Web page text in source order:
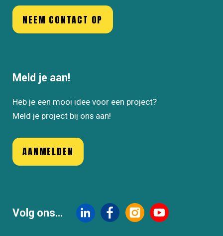
NEEM CONTACT OP
Meld je aan!
Heb je een mooi idee voor een project?
Meld je project bij ons aan!
AANMELDEN
Volg ons...